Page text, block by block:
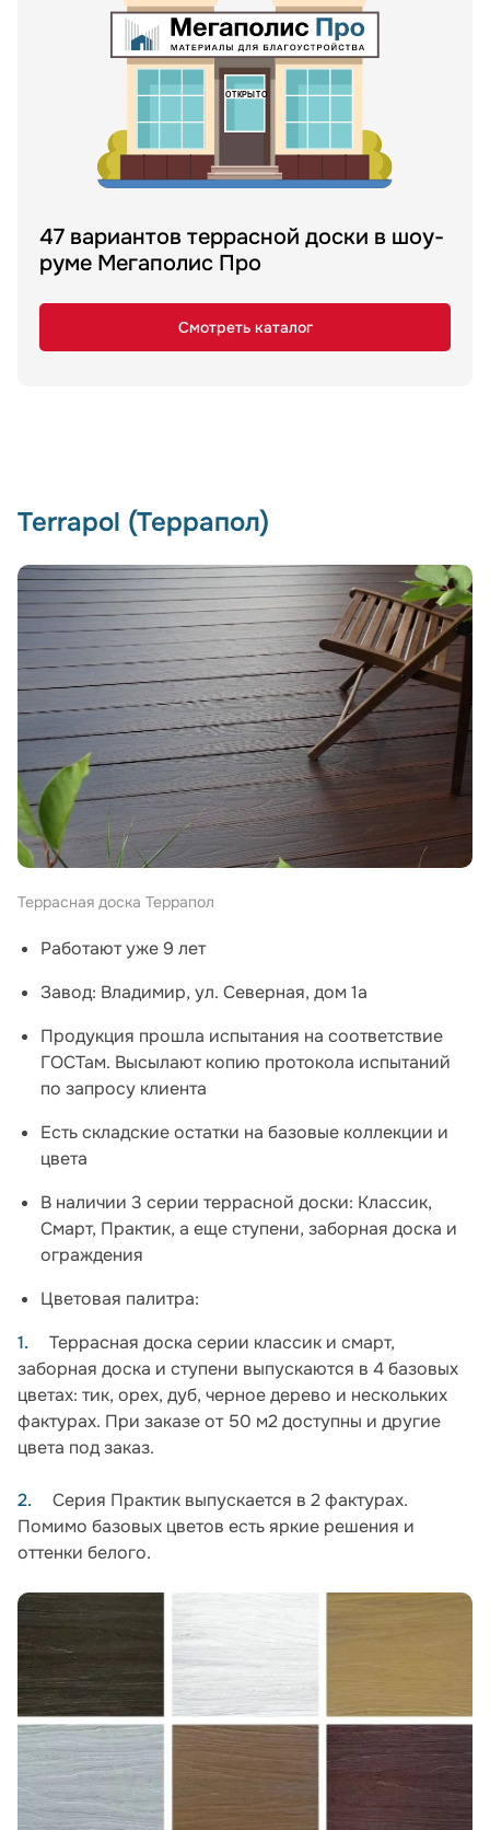
47 вариантов террасной доски в шоу-
руме Мегаполис Про
Смотреть каталог
Terrapol (Террапол)
Террасная доска Террапол
Работают уже 9 лет
Завод: Владимир, ул. Северная, дом 1а
Продукция прошла испытания на соответствие
ГОСТам. Высылают копию протокола испытаний
по запросу клиента
Есть складские остатки на базовые коллекции и
цвета
В наличии 3 серии террасной доски: Классик,
Смарт, Практик, а еще ступени, заборная доска и
ограждения
Цветовая палитра:
Террасная доска серии классик и смарт,
заборная доска и ступени выпускаются в 4 базовых
цветах: тик, орех, дуб, черное дерево и нескольких
фактурах. При заказе от 50 м2 доступны и другие
цвета под заказ.
Серия Практик выпускается в 2 фактурах.
Помимо базовых цветов есть яркие решения и
оттенки белого.